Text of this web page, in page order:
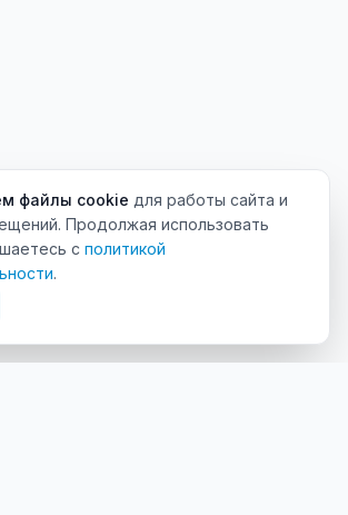
файлы cookie для работы сайта и
Продолжая использовать
с политикой
.